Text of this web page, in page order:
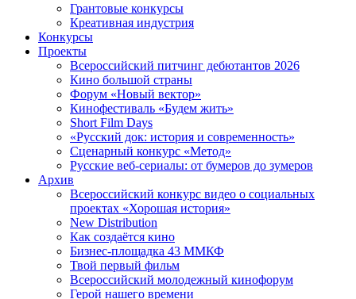
Грантовые конкурсы
Креативная индустрия
Конкурсы
Проекты
Всероссийский питчинг дебютантов 2026
Кино большой страны
Форум «Новый вектор»
Кинофестиваль «Будем жить»
Short Film Days
«Русский док: история и современность»
Сценарный конкурс «Метод»
Русские веб-сериалы: от бумеров до зумеров
Архив
Всероссийский конкурс видео о социальных
проектах «Хорошая история»
New Distribution
Как создаётся кино
Бизнес-площадка 43 ММКФ
Твой первый фильм
Всероссийский молодежный кинофорум
Герой нашего времени